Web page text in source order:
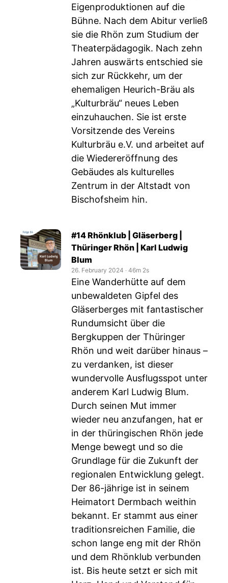
Eigenproduktionen auf die
Bühne. Nach dem Abitur verließ
sie die Rhön zum Studium der
Theaterpädagogik. Nach zehn
Jahren auswärts entschied sie
sich zur Rückkehr, um der
ehemaligen Heurich-Bräu als
„Kulturbräu“ neues Leben
einzuhauchen. Sie ist erste
Vorsitzende des Vereins
Kulturbräu e.V. und arbeitet auf
die Wiedereröffnung des
Gebäudes als kulturelles
Zentrum in der Altstadt von
Bischofsheim hin.
#14 Rhönklub | Gläserberg |
Thüringer Rhön | Karl Ludwig
Blum
26. February 2024 ‧ 46m 2s
Eine Wanderhütte auf dem
unbewaldeten Gipfel des
Gläserberges mit fantastischer
Rundumsicht über die
Bergkuppen der Thüringer
Rhön und weit darüber hinaus –
zu verdanken, ist dieser
wundervolle Ausflugsspot unter
anderem Karl Ludwig Blum.
Durch seinen Mut immer
wieder neu anzufangen, hat er
in der thüringischen Rhön jede
Menge bewegt und so die
Grundlage für die Zukunft der
regionalen Entwicklung gelegt.
Der 86-jährige ist in seinem
Heimatort Dermbach weithin
bekannt. Er stammt aus einer
traditionsreichen Familie, die
schon lange eng mit der Rhön
und dem Rhönklub verbunden
ist. Bis heute setzt er sich mit